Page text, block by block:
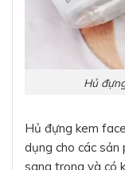
Hủ
Hủ đựng kem
dụng cho các sản
sang trọng và có